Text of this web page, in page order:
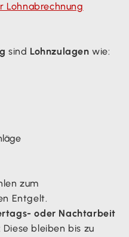
Lohnabrechnung
sind Lohnzulagen wie:‍
zum
Entgelt.
oder Nachtarbeit
Diese bleiben bis zu